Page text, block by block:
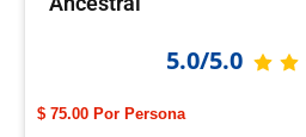
5.0/5.0
$ 75.00